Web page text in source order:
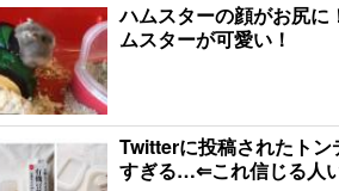
ハムスターの顔がお尻に
ムスターが可愛い！
Twitterに投稿されたトン
すぎる…⇐これ信じる人